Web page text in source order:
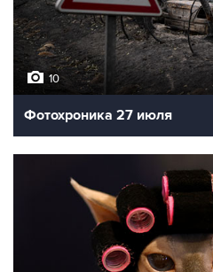
10
Фотохроника 27 июля